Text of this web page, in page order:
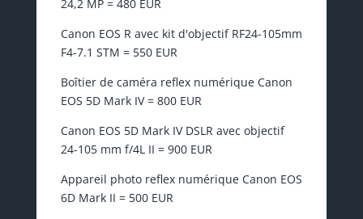
24,2 MP = 480 EUR
Canon EOS R avec kit d'objectif RF24-105mm
F4-7.1 STM = 550 EUR
Boîtier de caméra reflex numérique Canon
EOS 5D Mark IV = 800 EUR
Canon EOS 5D Mark IV DSLR avec objectif
24-105 mm f/4L II = 900 EUR
Appareil photo reflex numérique Canon EOS
6D Mark II = 500 EUR